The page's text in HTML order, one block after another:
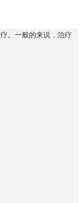
。一般的来说，治疗